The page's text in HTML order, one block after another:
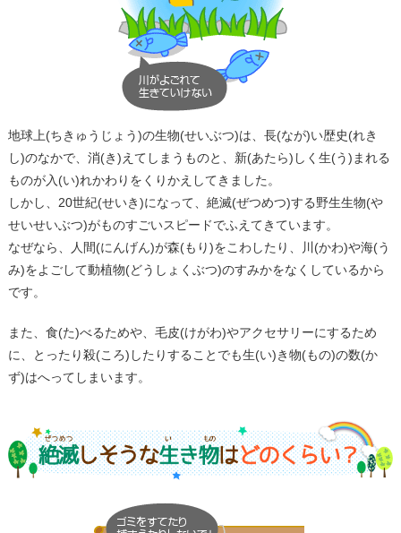
地球上(ちきゅうじょう)の生物(せいぶつ)は、長(なが)い歴史(れき
し)のなかで、消(き)えてしまうものと、新(あたら)しく生(う)まれる
ものが入(い)れかわりをくりかえしてきました。
しかし、20世紀(せいき)になって、絶滅(ぜつめつ)する野生生物(や
せいせいぶつ)がものすごいスピードでふえてきています。
なぜなら、人間(にんげん)が森(もり)をこわしたり、川(かわ)や海(う
み)をよごして動植物(どうしょくぶつ)のすみかをなくしているから
です。
また、食(た)べるためや、毛皮(けがわ)やアクセサリーにするため
に、とったり殺(ころ)したりすることでも生(い)き物(もの)の数(か
ず)はへってしまいます。